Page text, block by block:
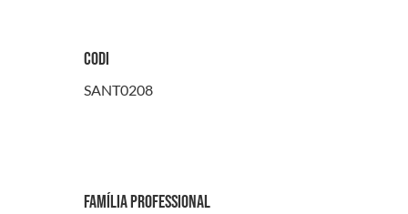
Codi
SANT0208
Família professional